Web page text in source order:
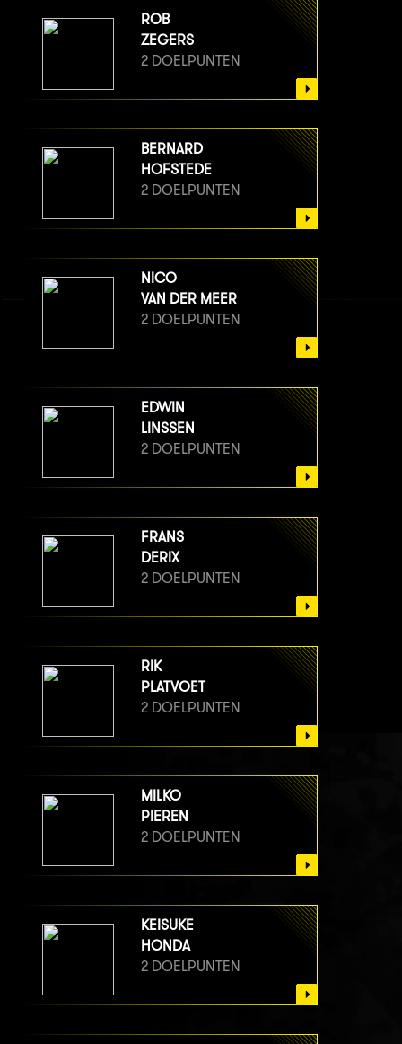
ROB
ZEGERS
2 DOELPUNTEN
BERNARD
HOFSTEDE
2 DOELPUNTEN
NICO
VAN DER MEER
2 DOELPUNTEN
EDWIN
LINSSEN
2 DOELPUNTEN
FRANS
DERIX
2 DOELPUNTEN
RIK
PLATVOET
2 DOELPUNTEN
MILKO
PIEREN
2 DOELPUNTEN
KEISUKE
HONDA
2 DOELPUNTEN